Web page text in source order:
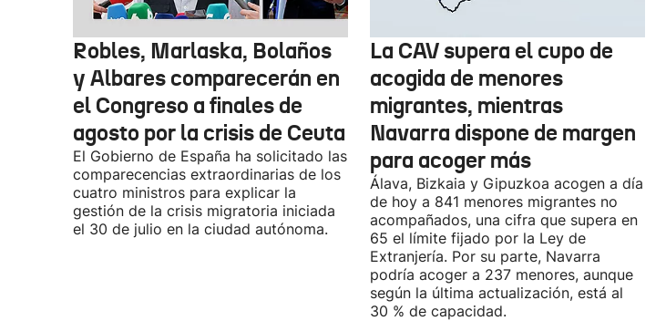
Robles, Marlaska, Bolaños
y Albares comparecerán en
el Congreso a finales de
agosto por la crisis de Ceuta
El Gobierno de España ha solicitado las
comparecencias extraordinarias de los
cuatro ministros para explicar la
gestión de la crisis migratoria iniciada
el 30 de julio en la ciudad autónoma.
La CAV supera el cupo de
acogida de menores
migrantes, mientras
Navarra dispone de margen
para acoger más
Álava, Bizkaia y Gipuzkoa acogen a día
de hoy a 841 menores migrantes no
acompañados, una cifra que supera en
65 el límite fijado por la Ley de
Extranjería. Por su parte, Navarra
podría acoger a 237 menores, aunque
según la última actualización, está al
30 % de capacidad.